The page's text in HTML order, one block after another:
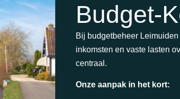
Budget-
Bij budgetbeheer
inkomsten en vaste lasten
centraal.
Onze aanpak in het kort: